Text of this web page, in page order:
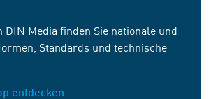
DIN Media finden Sie nationale und
Standards und technische
entdecken